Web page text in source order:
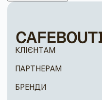
КЛІЄНТАМ
ПАРТНЕРАМ
БРЕНДИ